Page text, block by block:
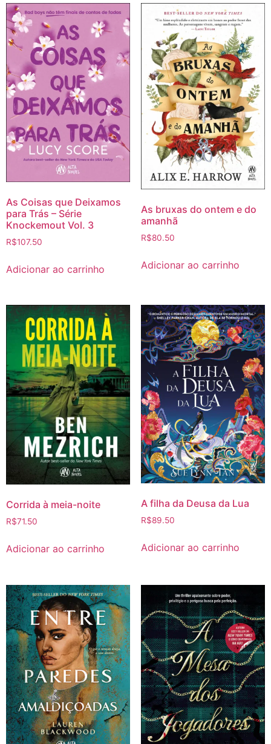
As Coisas que Deixamos
para Trás – Série
Knockemout Vol. 3
R$107.50
Adicionar ao carrinho
As bruxas do ontem e do
amanhã
R$80.50
Adicionar ao carrinho
Corrida à meia-noite
R$71.50
Adicionar ao carrinho
A filha da Deusa da Lua
R$89.50
Adicionar ao carrinho